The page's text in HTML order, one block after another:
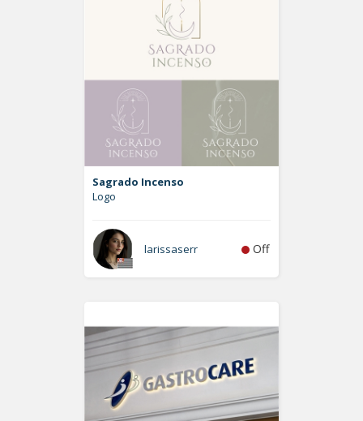
Sagrado Incenso
Logo
larissaserr Off